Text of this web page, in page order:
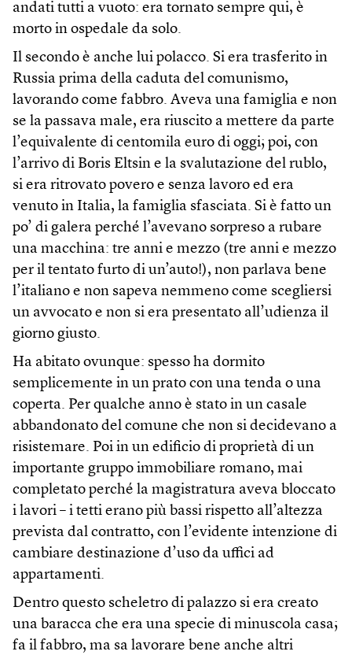
andati tutti a vuoto: era tornato sempre qui, è
morto in ospedale da solo.
Il secondo è anche lui polacco. Si era trasferito in
Russia prima della caduta del comunismo,
lavorando come fabbro. Aveva una famiglia e non
se la passava male, era riuscito a mettere da parte
l’equivalente di centomila euro di oggi; poi, con
l’arrivo di Boris Eltsin e la svalutazione del rublo,
si era ritrovato povero e senza lavoro ed era
venuto in Italia, la famiglia sfasciata. Si è fatto un
po’ di galera perché l’avevano sorpreso a rubare
una macchina: tre anni e mezzo (tre anni e mezzo
per il tentato furto di un’auto!), non parlava bene
l’italiano e non sapeva nemmeno come scegliersi
un avvocato e non si era presentato all’udienza il
giorno giusto.
Ha abitato ovunque: spesso ha dormito
semplicemente in un prato con una tenda o una
coperta. Per qualche anno è stato in un casale
abbandonato del comune che non si decidevano a
risistemare. Poi in un edificio di proprietà di un
importante gruppo immobiliare romano, mai
completato perché la magistratura aveva bloccato
i lavori – i tetti erano più bassi rispetto all’altezza
prevista dal contratto, con l’evidente intenzione di
cambiare destinazione d’uso da uffici ad
appartamenti.
Dentro questo scheletro di palazzo si era creato
una baracca che era una specie di minuscola casa;
fa il fabbro, ma sa lavorare bene anche altri